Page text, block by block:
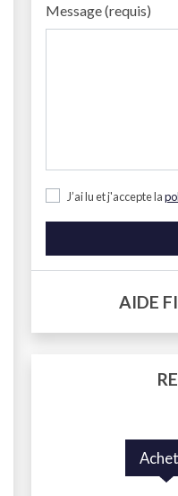
Message (requis)
J’ai lu et j'accepte la
AIDE